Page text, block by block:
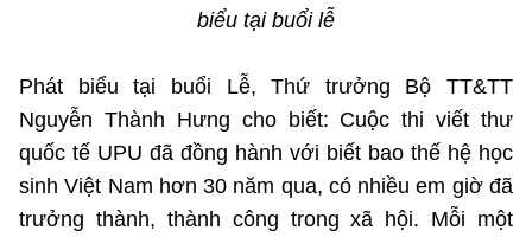
BỘ KHOA HỌC VÀ CÔNG NGHỆ
biểu tại buổi lễ
Phát biểu tại buổi Lễ, Thứ trưởng Bộ TT&TT
Nguyễn Thành Hưng cho biết: Cuộc thi viết thư
quốc tế UPU đã đồng hành với biết bao thế hệ học
sinh Việt Nam hơn 30 năm qua, có nhiều em giờ đã
trưởng thành, thành công trong xã hội. Mỗi một